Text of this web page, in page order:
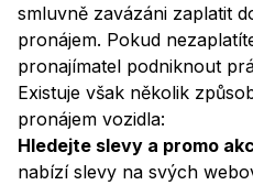
smluvně zavázáni zaplatit
pronájem. Pokud
pronajímatel podniknout
Existuje však několik
pronájem vozidla:
Hledejte slevy a promo
nabízí slevy na svých